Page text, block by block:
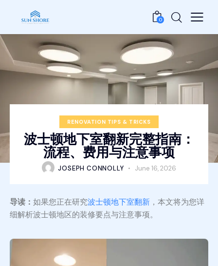
0
RENOVATION TIPS & TRICKS
波士顿地下室翻新完整指南：
流程、费用与注意事项
JOSEPH CONNOLLY June 16, 2026
导读： 如果您正在研究波士顿地下室翻新 ，本文将为您详
细解析波士顿地区的装修要点与注意事项。